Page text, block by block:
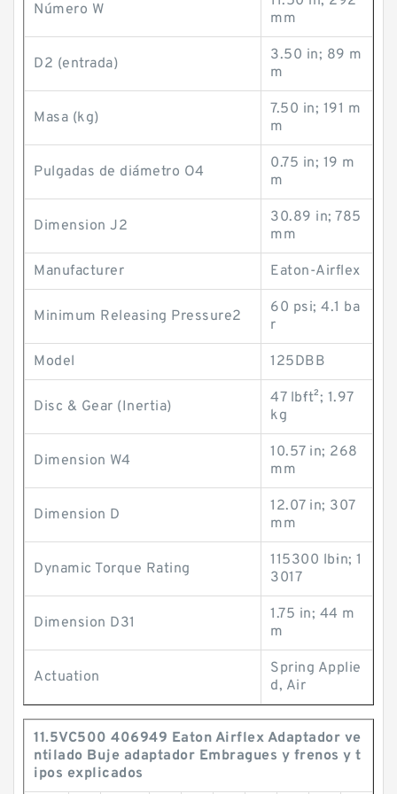
Número W
mm
D2 (entrada)
3.50 in; 89 m
m
Masa (kg)
7.50 in; 191 m
m
Pulgadas de diámetro O4
0.75 in; 19 m
m
Dimension J2
30.89 in; 785
mm
Manufacturer Eaton-Airflex
Minimum Releasing Pressure2
60 psi; 4.1 ba
r
Model 125DBB
Disc & Gear (Inertia)
47 lb·ft²; 1.97
kg
Dimension W4
10.57 in; 268
mm
Dimension D
12.07 in; 307
mm
Dynamic Torque Rating
115300 lb·in; 1
3017
Dimension D31
1.75 in; 44 m
m
Actuation
Spring Applie
d, Air
11.5VC500 406949 Eaton Airflex Adaptador ve
ntilado Buje adaptador Embragues y frenos y t
ipos explicados